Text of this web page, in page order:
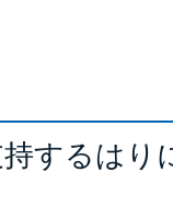
するはり